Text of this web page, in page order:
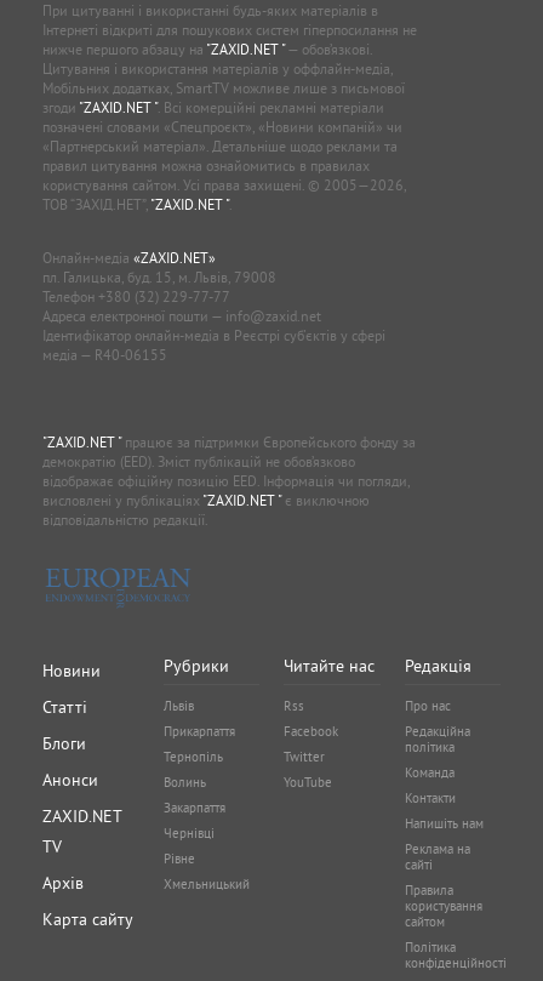
При цитуванні і використанні будь-яких матеріалів в
Інтернеті відкриті для пошукових систем гіперпосилання не
нижче першого абзацу на "ZAXID.NET "— обов’язкові.
Цитування і використання матеріалів у оффлайн-медіа,
Мобільних додатках, SmartTV можливе лише з письмової
згоди "ZAXID.NET ". Всі комерційні рекламні матеріали
позначені словами «Спецпроєкт», «Новини компаній» чи
«Партнерський матеріал». Детальніше щодо реклами та
правил цитування можна ознайомитись в правилах
користування сайтом. Усі права захищені. © 2005—2026,
ТОВ “ЗАХІД.НЕТ”, "ZAXID.NET ".
Онлайн-медіа «ZAXID.NET»
пл. Галицька, буд. 15, м. Львів, 79008
Телефон +380 (32) 229-77-77
Адреса електронної пошти — info@zaxid.net
Ідентифікатор онлайн-медіа в Реєстрі суб'єктів у сфері
медіа — R40-06155
"ZAXID.NET "працює за підтримки Європейського фонду за
демократію (EED). Зміст публікацій не обов’язково
відображає офіційну позицію EED. Інформація чи погляди,
висловлені у публікаціях "ZAXID.NET "є виключною
відповідальністю редакції.
Новини
Статті
Блоги
Анонси
ZAXID.NET
TV
Архів
Карта сайту
Рубрики
Львів
Прикарпаття
Тернопіль
Волинь
Закарпаття
Чернівці
Рівне
Хмельницький
Читайте нас
Rss
Facebook
Twitter
YouTube
Редакція
Про нас
Редакційна
політика
Команда
Контакти
Напишіть нам
Реклама на
сайті
Правила
користування
сайтом
Політика
конфіденційності